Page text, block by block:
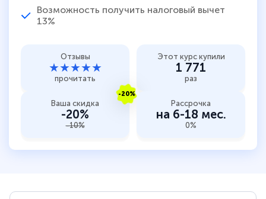
Возможность получить налоговый вычет
13%
Отзывы
★★★★★
прочитать
Этот курс купили
1 771
раз
-20%
Ваша скидка
-20%
-10%
Рассрочка
на 6-18 мес.
0%